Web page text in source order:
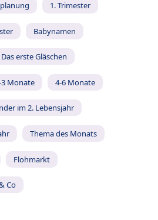
1. Trimester
Babynamen
Das erste Gläschen
3 Monate 4-6 Monate
im 2. Lebensjahr
Thema des Monats
Flohmarkt
Co